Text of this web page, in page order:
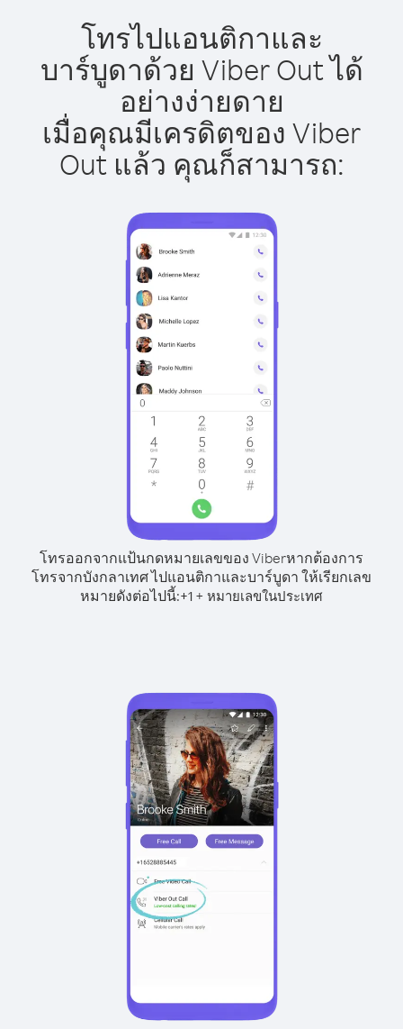
โทรไปแอนติกาและ
บาร์บูดาด้วย Viber Out ได้
อย่างง่ายดาย
เมื่อคุณมีเครดิตของ Viber
Out แล้ว คุณก็สามารถ:
โทรออกจากแป้นกดหมายเลขของ Viberหากต้องการ
โทรจากบังกลาเทศ ไปแอนติกาและบาร์บูดา ให้เรียกเลข
หมายดังต่อไปนี้:+1 + หมายเลขในประเทศ